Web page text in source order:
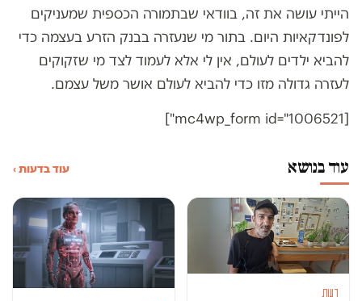
הייתי עושה את זה, בוודאי שבתמורה הכספית שמעניקים
לפונדקאיות היום. בתור מי שנעזרה בבנק הזרע בעצמה כדי
להביא ילדים לעולם, אין לי אלא לעמוד לצד מי שזקוקים
לעזרה גדולה מזו כדי להביא לעולם אושר משל עצמם.
[mc4wp_form id="1006521"]
עוד בנושא עוד בדעות ›
דעות